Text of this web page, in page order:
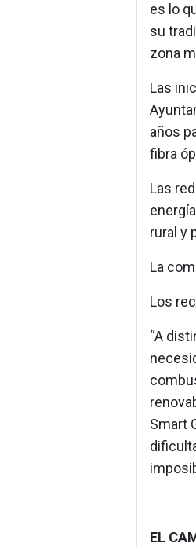
es lo
su
zona
Las
años
fibra
Las
rural y
La
Los
“A
Smart
EL